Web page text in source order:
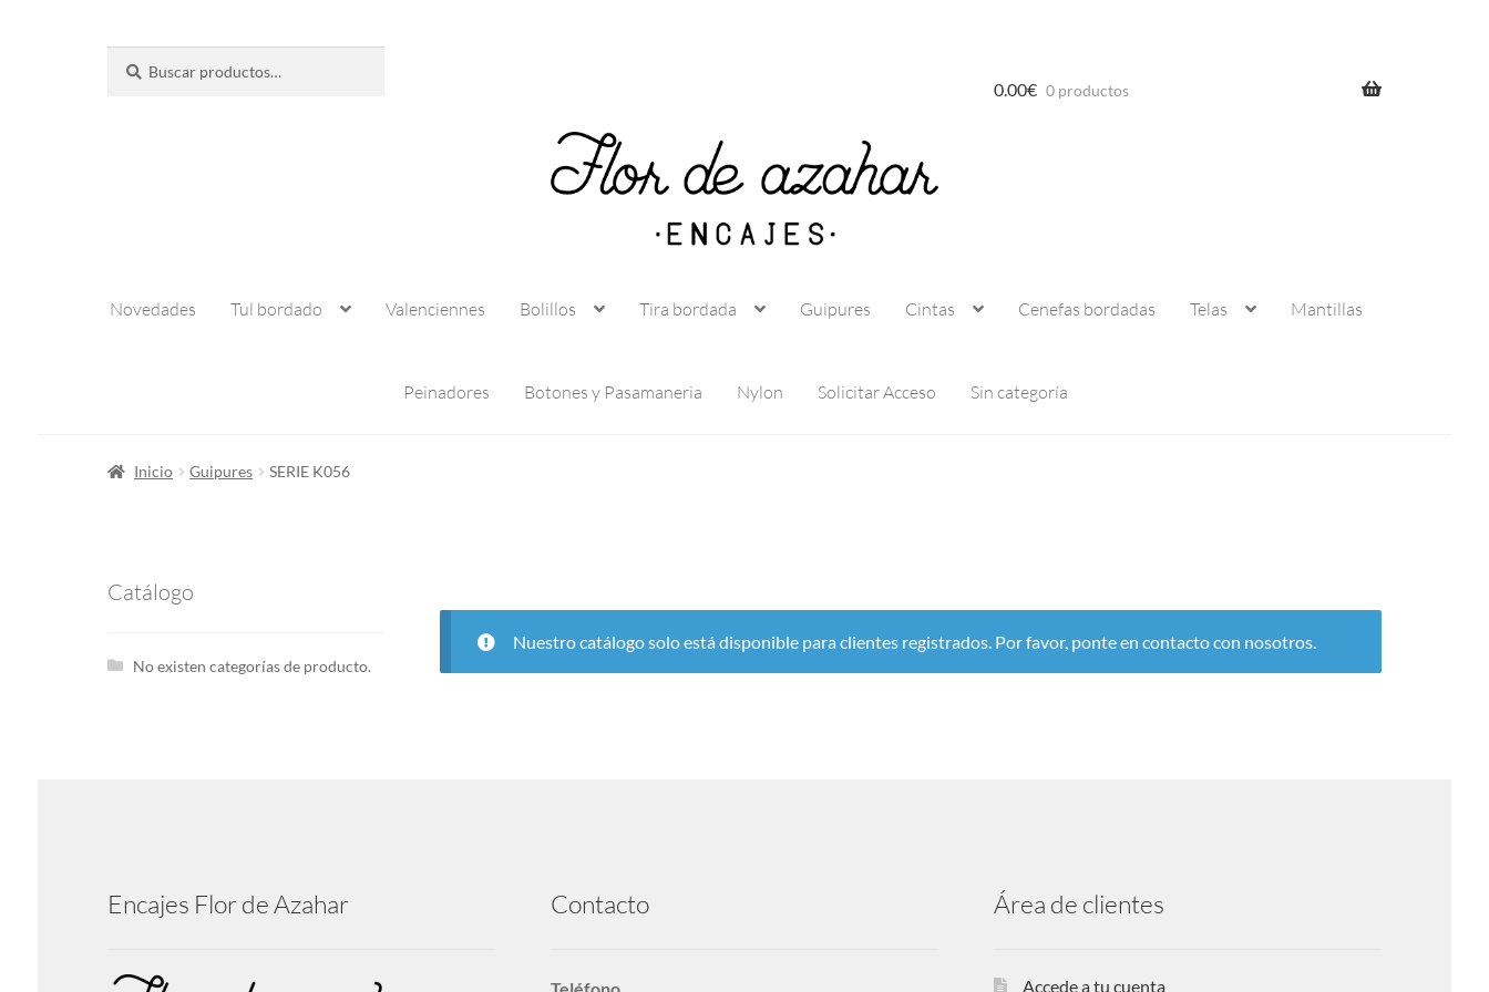
por:
0.00€ 0 productos
Novedades Tul bordado Valenciennes Bolillos Tira bordada Guipures Cintas Cenefas bordadas Telas Mantillas
Peinadores Botones y Pasamaneria Nylon Solicitar Acceso Sin categoría
Inicio Guipures SERIE K056
Nuestro catálogo solo está disponible para clientes registrados. Por favor, ponte en contacto con nosotros.
Catálogo
No existen categorías de producto.
Encajes Flor de Azahar Contacto Área de clientes
Accede a tu cuenta